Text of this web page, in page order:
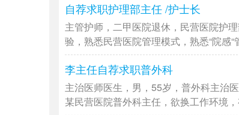
自荐求职护理部主任 /护士长
主管护师，二甲医院退休，民营医院护
验，熟悉民营医院管理模式，熟悉“院感
李主任自荐求职普外科
主治医师医生，男，55岁，普外科主治
某民营医院普外科主任，欲换工作环境